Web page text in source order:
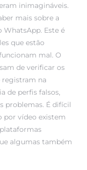
inimagináveis.
mais sobre a
WhatsApp. Este é
que estão
mal. O
de verificar os
registram na
de perfis falsos,
problemas. É difícil
por vídeo existem
algumas também